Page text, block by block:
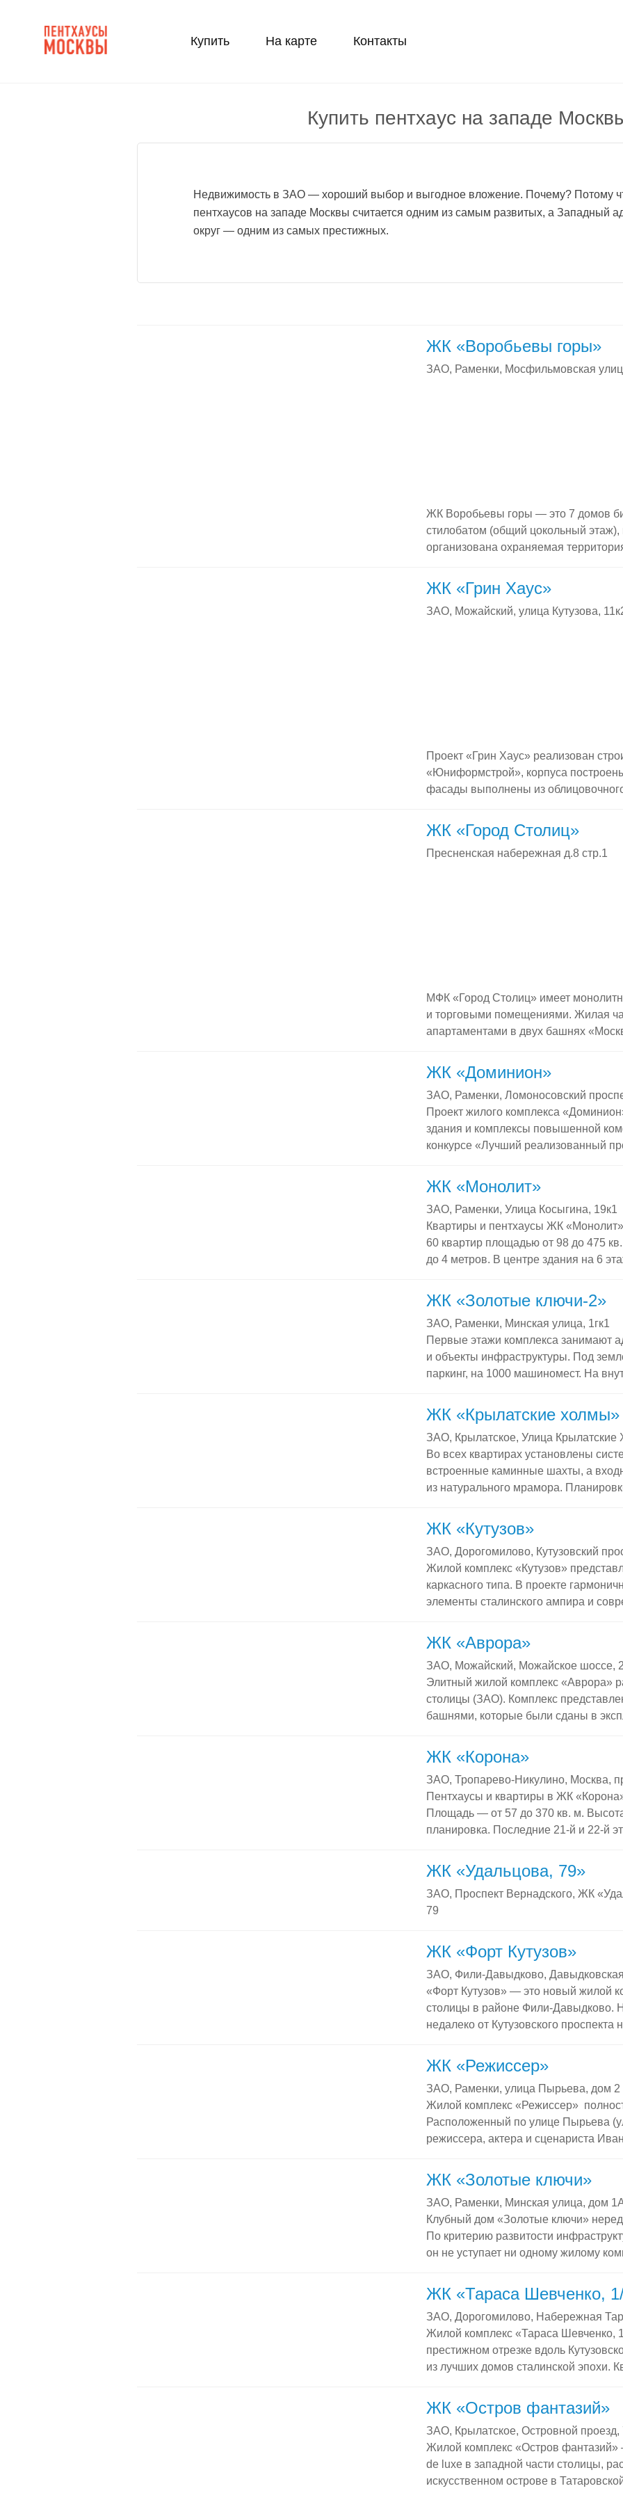
Купить На карте Контакты
Купить пентхаус на западе
Недвижимость в ЗАО — хороший выбор и выгодное вложение. Почему? Потому
пентхаусов на западе Москвы считается одним из самым развитых, а Западный
округ — одним из самых престижных.
ЖК «Воробьевы горы»
ЗАО, Раменки, Мосфильмовская
ЖК Воробьевы горы — это 7 домов
стилобатом (общий цокольный этаж),
организована охраняемая
круговыми террасами. Открытые
башен «Воробьевых гор». С высоты
открываются удивительные виды на
ЖК «Грин Хаус»
ЗАО, Можайский, улица Кутузова,
Проект «Грин Хаус» реализован
«Юниформстрой», корпуса
фасады выполнены из
материалы: гранит, мрамор, ценные
получил несколько престижных
недвижимости, в числе которых
ЖК «Город Столиц»
Пресненская набережная д.8 стр.1
МФК «Город Столиц» имеет
и торговыми помещениями. Жилая
апартаментами в двух башнях
высокими потолками и
апартаментов и пентхаусов Все
на вторичном рынке по договорам
от застройщика больше нет!
МФК «Город столиц» Владельцы
ЖК «Доминион»
ЗАО, Раменки, Ломоносовский
Проект жилого комплекса
здания и комплексы повышенной
конкурсе «Лучший реализованный
текущий момент активно
Dominion Площадь пентхаусов в
620 кв. м. Это […]
ЖК «Монолит»
ЗАО, Раменки, Улица Косыгина, 19к1
Квартиры и пентхаусы ЖК
60 квартир площадью от 98 до 475
до 4 метров. В центре здания на 6
с подогревом, встроенные шкафы,
ключом. Условия продаж Все
«Монолит» реализуются на
продажи. Первичные продажи
Инфраструктура жилого комплекса
с бассейном; тренажерный […]
ЖК «Золотые ключи-2»
ЗАО, Раменки, Минская улица, 1гк1
Первые этажи комплекса занимают
и объекты инфраструктуры. Под
паркинг, на 1000 машиномест. На
и пентхаусы в ЖК «Золотые ключи-
ключи-2» всего 112 квартир
планировки, отличная инсоляция,
представлены двух- и
открытыми террасами площадью от
ЖК «Крылатские холмы»
ЗАО, Крылатское, Улица Крылатские
Во всех квартирах установлены
встроенные каминные шахты, а
из натурального мрамора.
и обеспечивают высокую
комплекса включает в себя:
и спортивными площадками;
детский садик;
оздоровительный комплекс с
времен, относится к числу […]
ЖК «Кутузов»
ЗАО, Дорогомилово, Кутузовский
Жилой комплекс «Кутузов»
каркасного типа. В проекте
элементы сталинского ампира и
Дорогомилово). В 2005 году ЖК
области строительства и
комплексы повышенной
в ЖК «Кутузов» В 12-этажном доме
ЖК «Аврора»
ЗАО, Можайский, Можайское шоссе,
Элитный жилой комплекс «Аврора»
столицы (ЗАО). Комплекс
башнями, которые были сданы в
находится станция метро
«Аврора» В ЖК «Аврора» 226
широкими панорамными окнами и
комплексе есть как […]
ЖК «Корона»
ЗАО, Тропарево-Никулино, Москва,
Пентхаусы и квартиры в ЖК
Площадь — от 57 до 370 кв. м.
планировка. Последние 21-й и 22-й
отрытые террасы и зимние сады со
внутренней инфраструктуры Жилой
охраняемую территорию с
зоопарком с ламами и верблюдами.
а также […]
ЖК «Удальцова, 79»
ЗАО, Проспект Вернадского, ЖК
79
ЖК «Форт Кутузов»
ЗАО, Фили-Давыдково,
«Форт Кутузов» — это новый жилой
столицы в районе Фили-Давыдково.
недалеко от Кутузовского
Москвы — «Долина реки Сетунь».
«Славянский бульвар» находится в
Строительство ЖК «Форт Кутузов»
22-этажный дом, построенный в
по индивидуальному проекту.
ЖК «Режиссер»
ЗАО, Раменки, улица Пырьева, дом 2
Жилой комплекс «Режиссер»
Расположенный по улице Пырьева
режиссера, актера и сценариста
российского кинематографа.
предназначался для представителей
но сегодня купить квартиру в ЖК
Квартиры и пентхаусы в ЖК
в ЖК «Режиссер» можно приобрести
ЖК «Золотые ключи»
ЗАО, Раменки, Минская улица, дом
Клубный дом «Золотые ключи»
По критерию развитости
он не уступает ни одному жилому
территории. Квартиры и пентхаусы
комплекс «Золотые ключи» включает
варьируется от 70 до 460 […]
ЖК «Тараса Шевченко,
ЗАО, Дорогомилово, Набережная
Жилой комплекс «Тараса Шевченко,
престижном отрезке вдоль
из лучших домов сталинской эпохи.
1/2» составляет 272 квартиры. В
одноуровневые квартиры, так и
с террасами. Жилые помещения
ЖК «Остров фантазий»
ЗАО, Крылатское, Островной проезд,
Жилой комплекс «Остров фантазий»
de luxe в западной части столицы,
искусственном острове в